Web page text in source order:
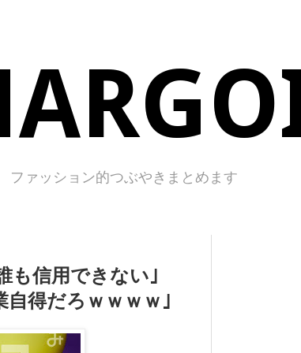
ファッション的つぶやきまとめます
も信用できない｣
得だろｗｗｗｗ｣